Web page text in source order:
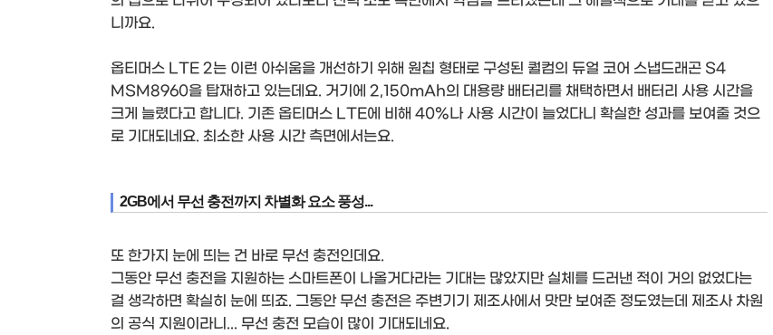
니까요.
옵티머스 LTE 2는 이런 아쉬움을 개선하기 위해 원칩 형태로 구성된 퀄컴의 듀얼 코어 스냅드래곤 S4
MSM8960을 탑재하고 있는데요. 거기에 2,150mAh의 대용량 배터리를 채택하면서 배터리 사용 시간을
크게 늘렸다고 합니다. 기존 옵티머스 LTE에 비해 40%나 사용 시간이 늘었다니 확실한 성과를 보여줄 것으
로 기대되네요. 최소한 사용 시간 측면에서는요.
2GB에서 무선 충전까지 차별화 요소 풍성...
또 한가지 눈에 띄는 건 바로 무선 충전인데요.
그동안 무선 충전을 지원하는 스마트폰이 나올거다라는 기대는 많았지만 실체를 드러낸 적이 거의 없었다는
걸 생각하면 확실히 눈에 띄죠. 그동안 무선 충전은 주변기기 제조사에서 맛만 보여준 정도였는데 제조사 차원
의 공식 지원이라니... 무선 충전 모습이 많이 기대되네요.